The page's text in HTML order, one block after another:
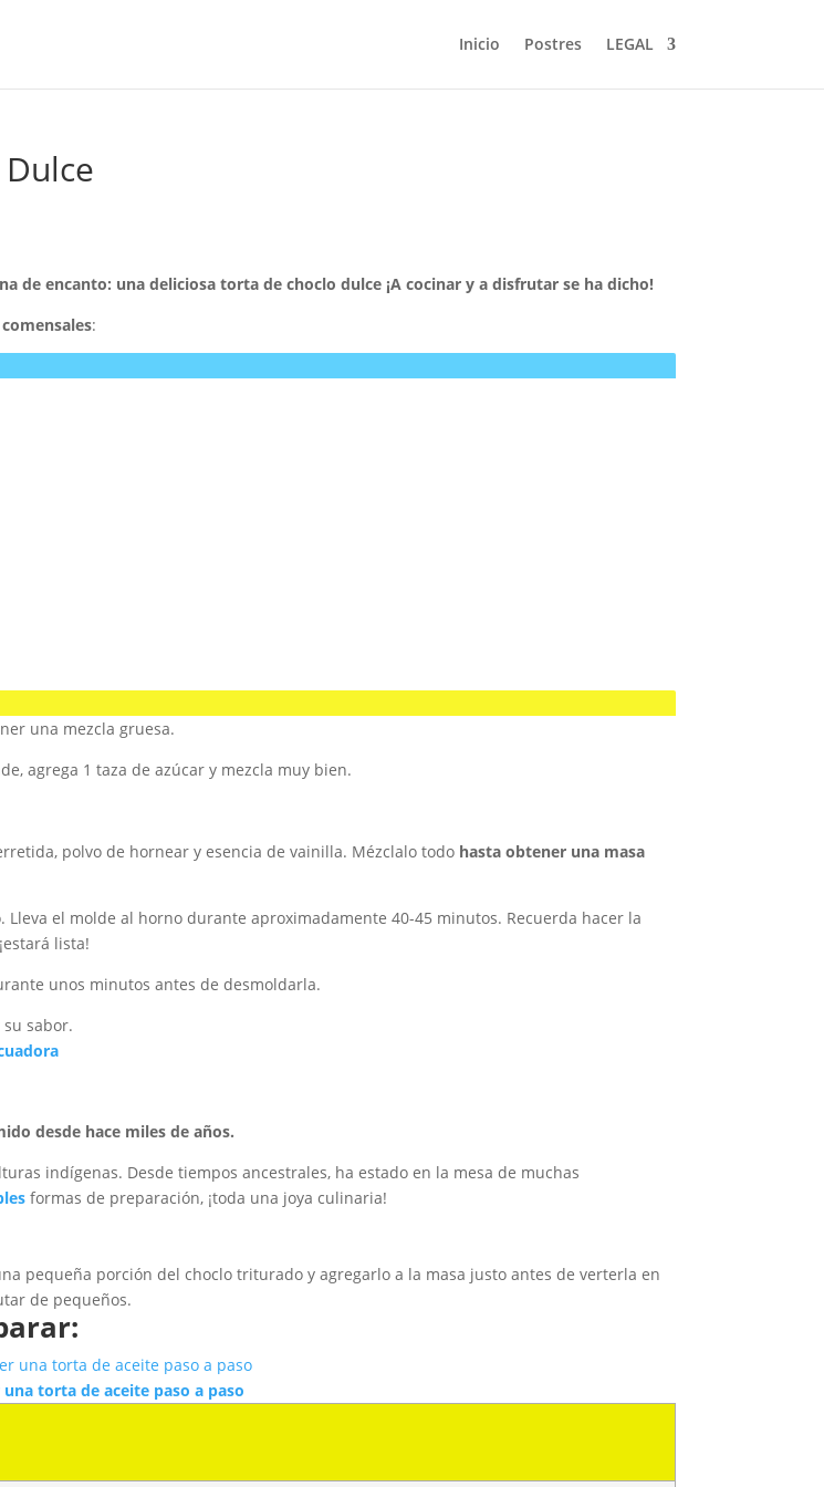
Inicio Postres LEGAL
de encanto: una deliciosa torta de choclo dulce ¡A cocinar y a disfrutar se ha dicho!
:
una mezcla gruesa.
agrega 1 taza de azúcar y mezcla muy bien.
polvo de hornear y esencia de vainilla. Mézclalo todo hasta obtener una masa
Lleva el molde al horno durante aproximadamente 40-45 minutos. Recuerda hacer la
lista!
unos minutos antes de desmoldarla.
sabor.
desde hace miles de años.
indígenas. Desde tiempos ancestrales, ha estado en la mesa de muchas
formas de preparación, ¡toda una joya culinaria!
pequeña porción del choclo triturado y agregarlo a la masa justo antes de verterla en
de pequeños.
una torta de aceite paso a paso